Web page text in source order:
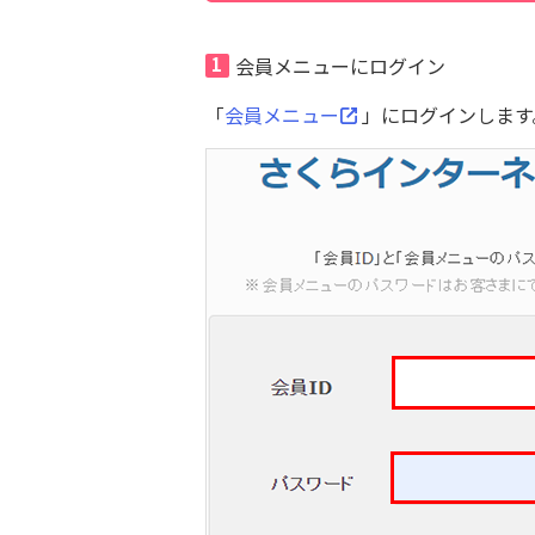
1
会員メニューにログイン
「会員メニュー 」にログインしま